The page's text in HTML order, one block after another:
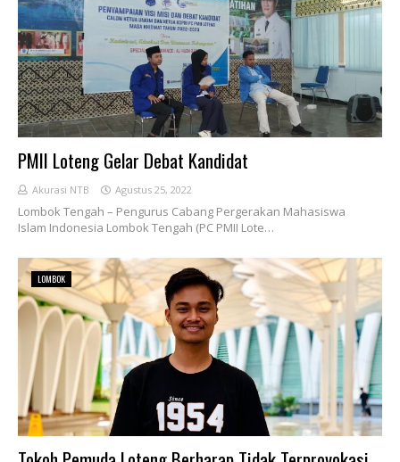
PMII Loteng Gelar Debat Kandidat
Akurasi NTB Agustus 25, 2022
Lombok Tengah – Pengurus Cabang Pergerakan Mahasiswa
Islam Indonesia Lombok Tengah (PC PMII Lote…
LOMBOK